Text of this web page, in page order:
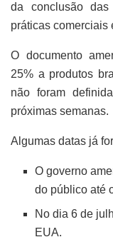
da conclusão das
práticas comerciais
O documento
25% a produtos
não foram
próximas semanas.
Algumas datas já
O governo
do público até
No dia 6 de
EUA.